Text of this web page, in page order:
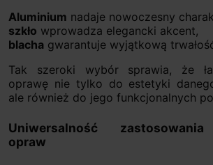
Aluminium nadaje nowoczesny
szkło wprowadza elegancki akcent,
blacha gwarantuje wyjątkową
Tak szeroki wybór sprawia, że
oprawę nie tylko do estetyki
ale również do jego funkcjonalnych
Uniwersalność
opraw